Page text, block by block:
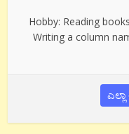
Hobby: Reading
Writing a column